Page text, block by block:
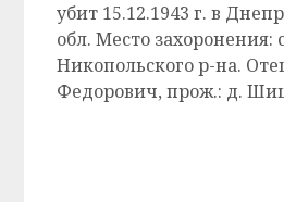
убит 15.12.1943 г. в
обл. Место захоронения:
Никопольского р-на.
Федорович, прож.: д.